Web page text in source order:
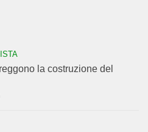
la costruzione del